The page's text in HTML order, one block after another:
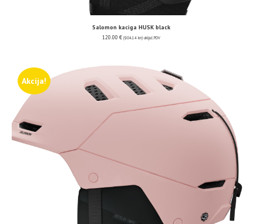
Salomon kaciga HUSK black
120.00 € (904.14 kn) uključ. PDV
Akcija!